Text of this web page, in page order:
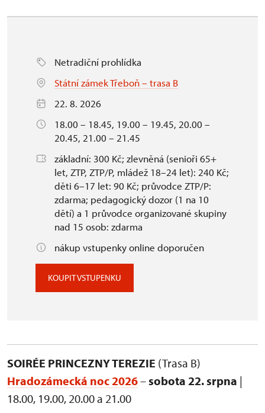
Netradiční prohlídka
Státní zámek Třeboň – trasa B
22. 8. 2026
18.00 – 18.45, 19.00 – 19.45, 20.00 –
20.45, 21.00 – 21.45
základní: 300 Kč; zlevněná (senioři 65+
let, ZTP, ZTP/P, mládež 18–24 let): 240 Kč;
děti 6–17 let: 90 Kč; průvodce ZTP/P:
zdarma; pedagogický dozor (1 na 10
dětí) a 1 průvodce organizované skupiny
nad 15 osob: zdarma
nákup vstupenky online doporučen
KOUPIT VSTUPENKU
SOIRÉE PRINCEZNY TEREZIE (Trasa B)
Hradozámecká noc 2026–sobota 22. srpna |
18.00, 19.00, 20.00 a 21.00